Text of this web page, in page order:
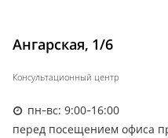
Ангарская, 1/6
Консультационный центр
пн-вс: 9:00-16:00
перед посещением офиса